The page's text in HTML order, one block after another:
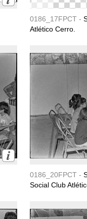
0186_17FPCT -
Atlético Cerro.
0186_20FPCT -
Social Club